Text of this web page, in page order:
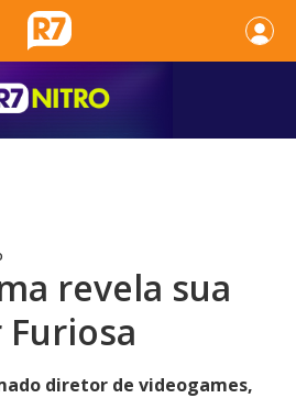
revela sua
diretor de videogames,